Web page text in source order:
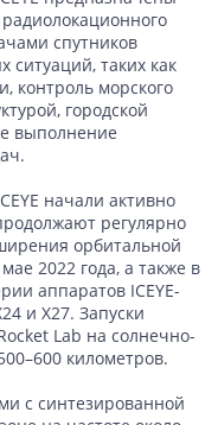
радиолокационного
спутников
таких как
контроль морского
городской
выполнение
начали активно
регулярно
орбитальной
2022 года, а также в
аппаратов ICEYE-
и X27. Запуски
Lab на солнечно-
километров.
с синтезированной